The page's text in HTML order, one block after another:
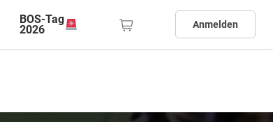
BOS-Tag
2026 Anmelden